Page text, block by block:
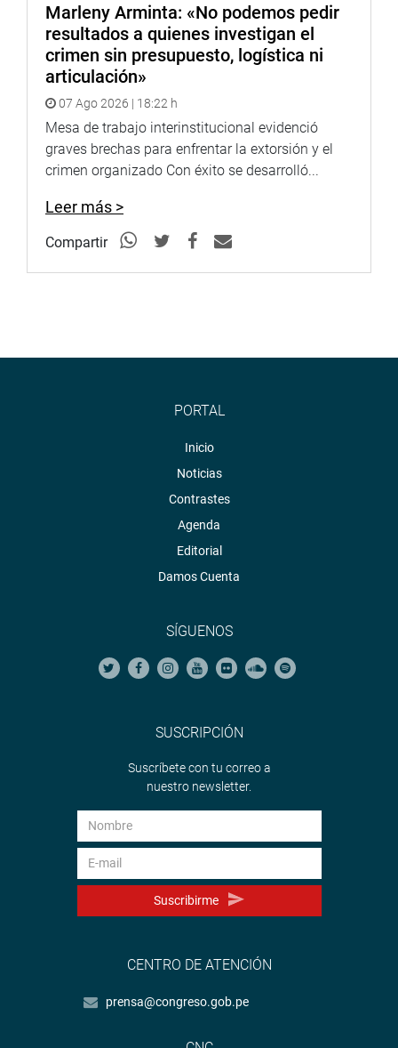
Marleny Arminta: «No podemos pedir
resultados a quienes investigan el
crimen sin presupuesto, logística ni
articulación»
07 Ago 2026 | 18:22 h
Mesa de trabajo interinstitucional evidenció
graves brechas para enfrentar la extorsión y el
crimen organizado Con éxito se desarrolló...
Leer más >
Compartir
PORTAL
Inicio
Noticias
Contrastes
Agenda
Editorial
Damos Cuenta
SÍGUENOS
SUSCRIPCIÓN
Suscríbete con tu correo a
nuestro newsletter.
Suscribirme
CENTRO DE ATENCIÓN
prensa@congreso.gob.pe